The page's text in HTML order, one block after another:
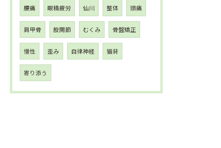
腰痛 眼精疲労 仙川 整体 頭痛
肩甲骨 股関節 むくみ 骨盤矯正
慢性 歪み 自律神経 猫背
寄り添う